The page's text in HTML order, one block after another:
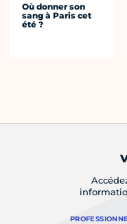
Où donner son
sang à Paris cet
été ?